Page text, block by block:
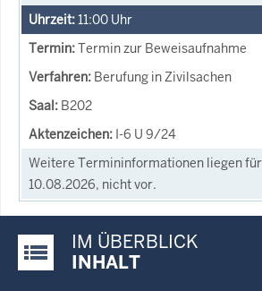
11:00 Uhr
Termin zur Beweisaufnahme
Berufung in Zivilsachen
B202
I-6 U 9/24
Weitere Termininformationen liegen
10.08.2026, nicht vor.
Justiz-Portal im Überblick:
IM ÜBERBLICK
INHALT